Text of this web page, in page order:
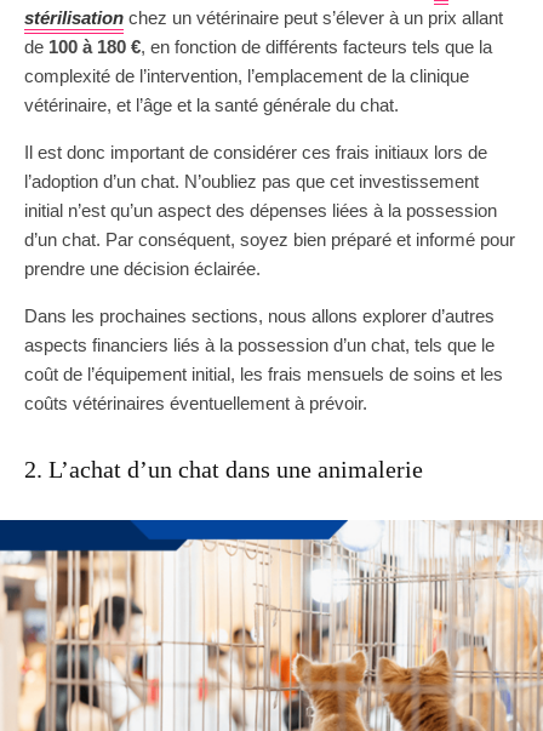
stérilisation chez un vétérinaire peut s’élever à un prix allant
de 100 à 180 €, en fonction de différents facteurs tels que la
complexité de l’intervention, l’emplacement de la clinique
vétérinaire, et l’âge et la santé générale du chat.
Il est donc important de considérer ces frais initiaux lors de
l’adoption d’un chat. N’oubliez pas que cet investissement
initial n’est qu’un aspect des dépenses liées à la possession
d’un chat. Par conséquent, soyez bien préparé et informé pour
prendre une décision éclairée.
Dans les prochaines sections, nous allons explorer d’autres
aspects financiers liés à la possession d’un chat, tels que le
coût de l’équipement initial, les frais mensuels de soins et les
coûts vétérinaires éventuellement à prévoir.
2. L’achat d’un chat dans une animalerie